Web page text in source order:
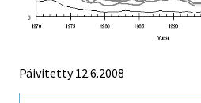
Päivitetty12.6.2008